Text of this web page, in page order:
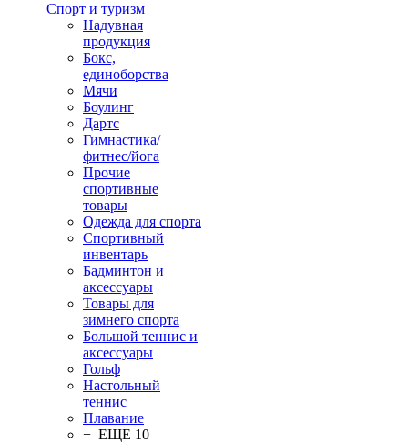
Спорт и туризм
Надувная
продукция
Бокс,
единоборства
Мячи
Боулинг
Дартс
Гимнастика/
фитнес/йога
Прочие
спортивные
товары
Одежда для спорта
Спортивный
инвентарь
Бадминтон и
аксессуары
Товары для
зимнего спорта
Большой теннис и
аксессуары
Гольф
Настольный
теннис
Плавание
+ ЕЩЕ 10